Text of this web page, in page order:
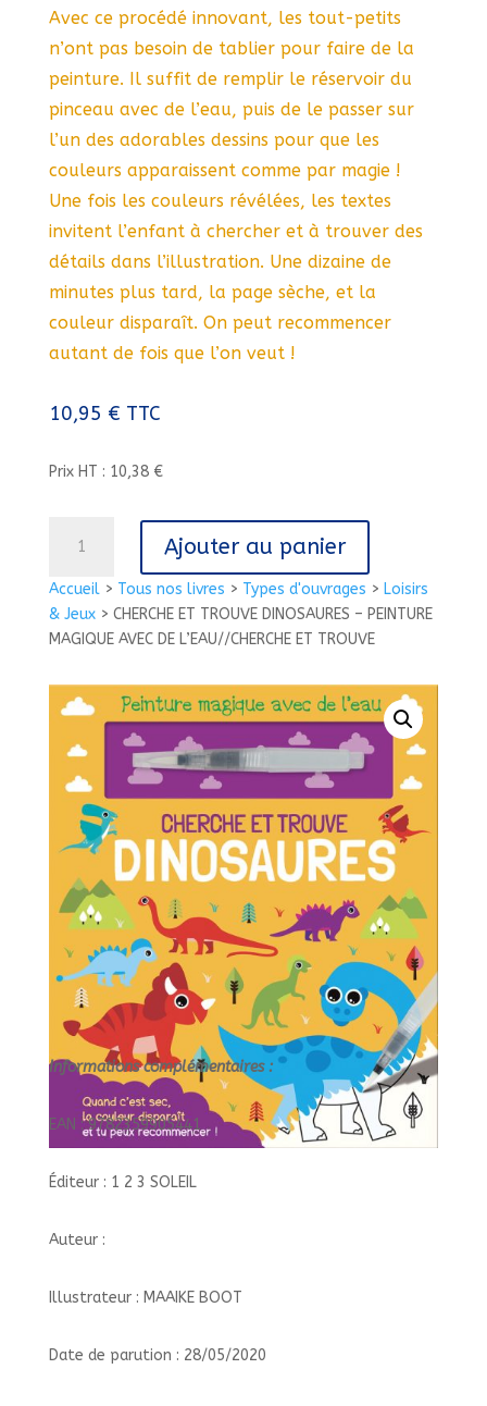
Accueil> Tous nos livres > Types d'ouvrages > Loisirs
& Jeux> CHERCHE ET TROUVE DINOSAURES – PEINTURE
MAGIQUE AVEC DE L’EAU//CHERCHE ET TROUVE
Avec ce procédé innovant, les tout-petits
n’ont pas besoin de tablier pour faire de la
peinture. Il suffit de remplir le réservoir du
pinceau avec de l’eau, puis de le passer sur
l’un des adorables dessins pour que les
couleurs apparaissent comme par magie !
Une fois les couleurs révélées, les textes
invitent l’enfant à chercher et à trouver des
détails dans l’illustration. Une dizaine de
minutes plus tard, la page sèche, et la
couleur disparaît. On peut recommencer
autant de fois que l’on veut !
10,95 € TTC
Prix HT : 10,38 €
CHERCHE
ET
TROUVE
PEINTURE
MAGIQUE
AVEC
L'EAU//CHERCHE
TROUVE
Ajouter au panier
Informations complémentaires :
EAN : 9782359905441
Éditeur : 1 2 3 SOLEIL
Auteur :
Illustrateur : MAAIKE BOOT
Date de parution : 28/05/2020